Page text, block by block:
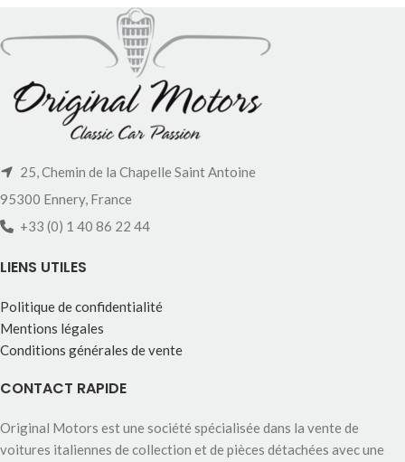
25, Chemin de la Chapelle Saint Antoine
95300 Ennery, France
+33 (0) 1 40 86 22 44
LIENS UTILES
Politique de confidentialité
Mentions légales
Conditions générales de vente
CONTACT RAPIDE
Original Motors est une société spécialisée dans la vente de
voitures italiennes de collection et de pièces détachées avec une